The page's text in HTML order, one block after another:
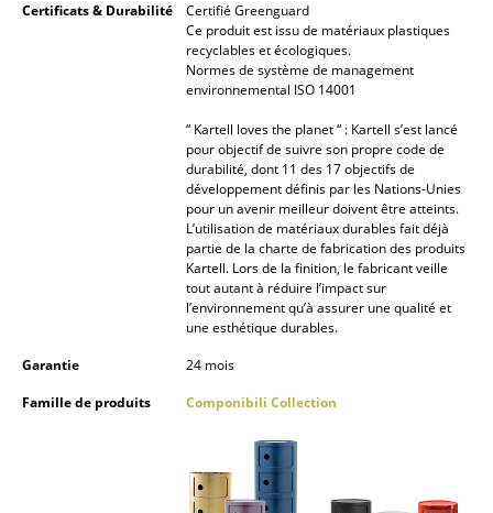
Lits simples
Tables de chevet et Accessoires de lit
... voir tous les lits
Certificats & Durabilité
Certifié Greenguard
Ce produit est issu de matériaux plastiques
recyclables et écologiques.
Normes de système de management
environnemental ISO 14001
“ Kartell loves the planet “ : Kartell s’est lancé
pour objectif de suivre son propre code de
durabilité, dont 11 des 17 objectifs de
développement définis par les Nations-Unies
pour un avenir meilleur doivent être atteints.
L’utilisation de matériaux durables fait déjà
partie de la charte de fabrication des produits
Kartell. Lors de la finition, le fabricant veille
tout autant à réduire l’impact sur
l’environnement qu’à assurer une qualité et
une esthétique durables.
Garantie
24 mois
Famille de produits
Componibili Collection